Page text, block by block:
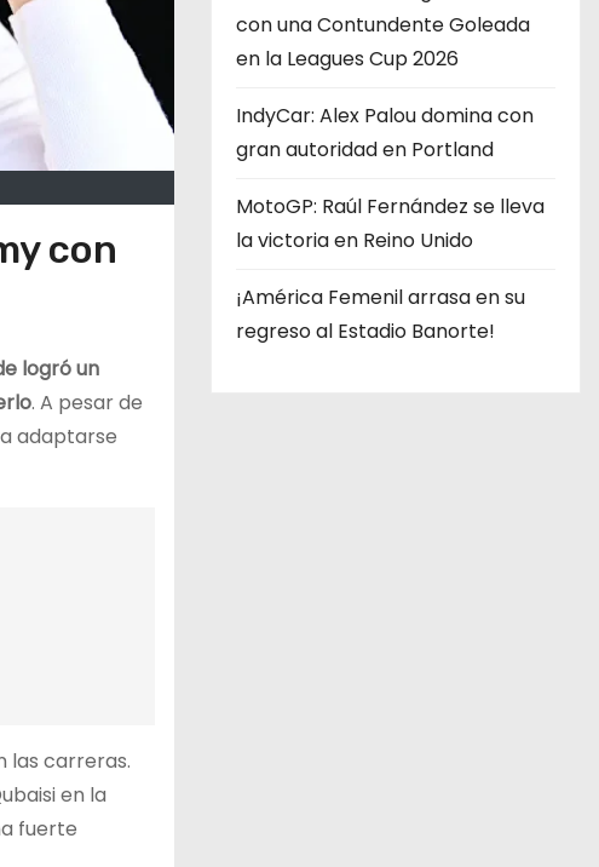
con
logró un
. A pesar de
adaptarse
las carreras.
en la
fuerte
con una Contundente Goleada
en la Leagues Cup 2026
IndyCar: Alex Palou domina con
gran autoridad en Portland
MotoGP: Raúl Fernández se lleva
la victoria en Reino Unido
¡América Femenil arrasa en su
regreso al Estadio Banorte!